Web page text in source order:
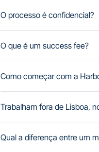
O processo é confidencial?
O que é um success fee?
Como começar com a
Trabalham fora de Lisboa,
Qual a diferença entre um